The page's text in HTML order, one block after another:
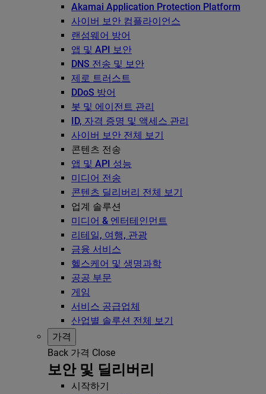
Akamai Application Protection Platform
사이버 보안 컴플라이언스
랜섬웨어 방어
앱 및 API 보안
DNS 전송 및 보안
제로 트러스트
DDoS 방어
봇 및 에이전트 관리
ID, 자격 증명 및 액세스 관리
사이버 보안 전체 보기
콘텐츠 전송
앱 및 API 성능
미디어 전송
콘텐츠 딜리버리 전체 보기
업계 솔루션
미디어 & 엔터테인먼트
리테일, 여행, 관광
금융 서비스
헬스케어 및 생명과학
공공 부문
게임
서비스 공급업체
산업별 솔루션 전체 보기
가격
Back 가격 Close
보안 및 딜리버리
시작하기